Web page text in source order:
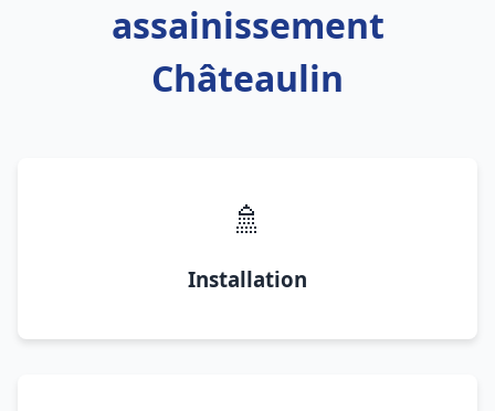
assainissement
Châteaulin
🚿
Installation